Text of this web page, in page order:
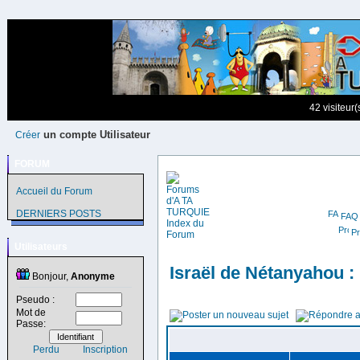
42
Créer un compte Utilisateur
Accueil du Forum
DERNIERS POSTS
Bonjour, Anonyme
Pseudo :
Mot de
Passe:
Perdu Inscription
FAQ
Israël de Nétanyahou